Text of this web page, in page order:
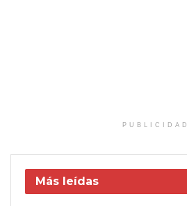
PUBLICIDAD
Más leídas